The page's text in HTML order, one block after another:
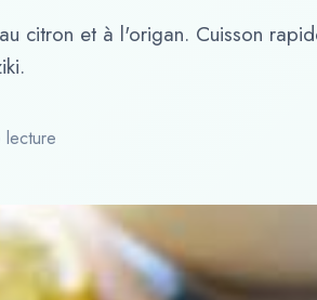
citron et à l'origan. Cuisson
lecture